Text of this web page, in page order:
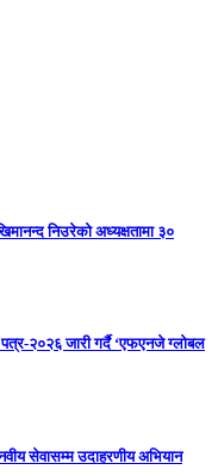
निउरेको अध्यक्षतामा ३०
२०२६ जारी गर्दै ‘एफएनजे ग्लोबल
सेवासम्म उदाहरणीय अभियान